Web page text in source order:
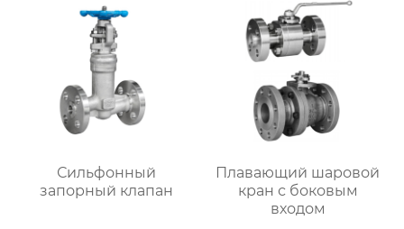
Сильфонный
запорный клапан
Плавающий шаровой
кран с боковым
входом